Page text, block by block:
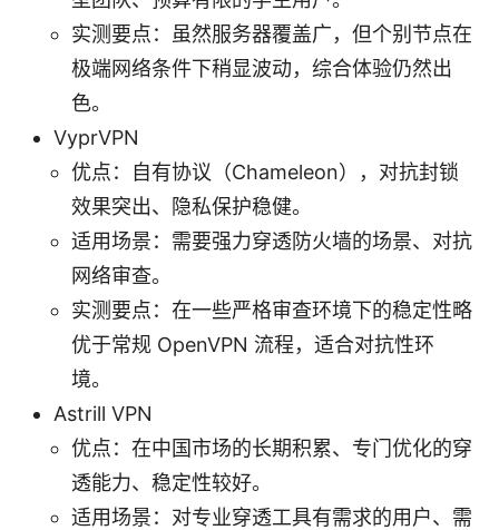
实测要点：虽然服务器覆盖广，但个别节点在
极端网络条件下稍显波动，综合体验仍然出
色。
VyprVPN
优点：自有协议（Chameleon），对抗封锁
效果突出、隐私保护稳健。
适用场景：需要强力穿透防火墙的场景、对抗
网络审查。
实测要点：在一些严格审查环境下的稳定性略
优于常规 OpenVPN 流程，适合对抗性环
境。
Astrill VPN
优点：在中国市场的长期积累、专门优化的穿
透能力、稳定性较好。
适用场景：对专业穿透工具有需求的用户、需